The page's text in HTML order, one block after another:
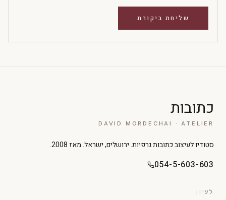
כתובות
DAVID MORDECHAI · ATELIER
סטודיו לעיצוב כתובות גרפיות. ירושלים, ישראל. מאז 2008.
054-5-603-603
לעיון